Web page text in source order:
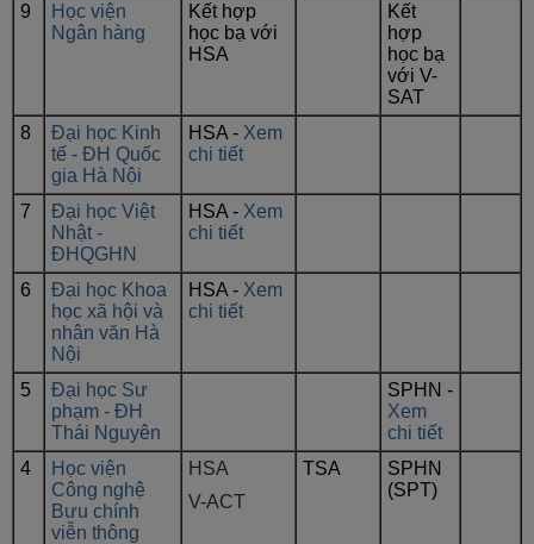
9
Học viện
Ngân hàng
Kết hợp
học bạ với
HSA
Kết
hợp
học bạ
với V-
SAT
8
Đại học Kinh
tế - ĐH Quốc
gia Hà Nội
HSA - Xem
chi tiết
7
Đại học Việt
Nhật -
ĐHQGHN
HSA - Xem
chi tiết
6
Đại học Khoa
học xã hội và
nhân văn Hà
Nội
HSA - Xem
chi tiết
5
Đại học Sư
phạm - ĐH
Thái Nguyên
SPHN -
Xem
chi tiết
4
Học viện
Công nghệ
Bưu chính
viễn thông
HSA
V-ACT
TSA
SPHN
(SPT)